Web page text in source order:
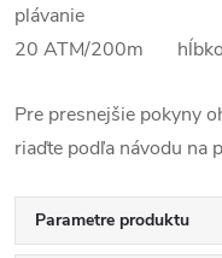
plávanie
20 ATM/200m
Pre presnejšie pokyny
riaďte podľa návodu na
Parametre produktu